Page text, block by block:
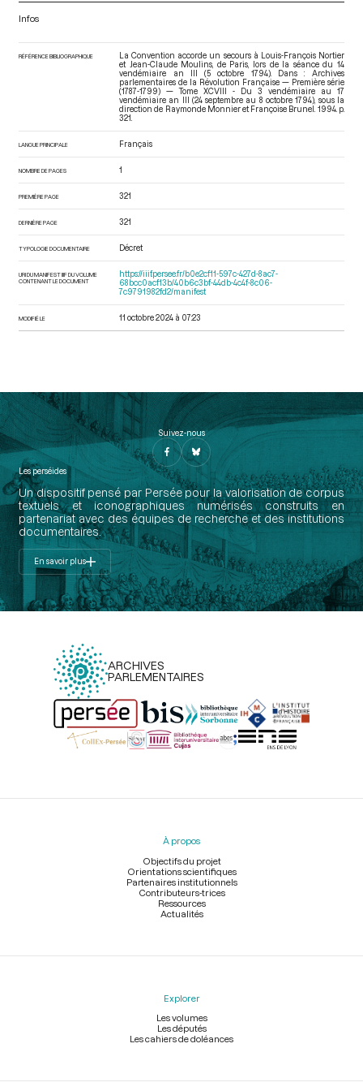
Infos
RÉFÉRENCE BIBLIOGRAPHIQUE
La Convention accorde un secours à Louis-François Nortier
et Jean-Claude Moulins, de Paris, lors de la séance du 14
vendémiaire an III (5 octobre 1794). Dans : Archives
parlementaires de la Révolution Française — Première série
(1787-1799) — Tome XCVIII - Du 3 vendémiaire au 17
vendémiaire an III (24 septembre au 8 octobre 1794) , sous la
direction de Raymonde Monnier et Françoise Brunel. 1994. p.
321.
LANGUE PRINCIPALE Français
NOMBRE DE PAGES 1
PREMIÈRE PAGE 321
DERNIÈRE PAGE 321
TYPOLOGIE DOCUMENTAIRE Décret
URI DU MANIFEST IIIF DU VOLUME
CONTENANT LE DOCUMENT
https://iiif.persee.fr/b0e2cf11-597c-427d-8ac7-
68bcc0acf13b/40b6c3bf-44db-4c4f-8c06-
7c9791982fd2/manifest
MODIFIÉ LE 11 octobre 2024 à 07:23
Suivez-nous
Les perséides
Un dispositif pensé par Persée pour la valorisation de corpus
textuels et iconographiques numérisés construits en
partenariat avec des équipes de recherche et des institutions
documentaires.
En savoir plus
ARCHIVES
PARLEMENTAIRES
Menu
À propos
Objectifs du projet
Orientations scientifiques
Partenaires institutionnels
Contributeurs-trices
Ressources
Actualités
Explorer
Les volumes
Les députés
Les cahiers de doléances